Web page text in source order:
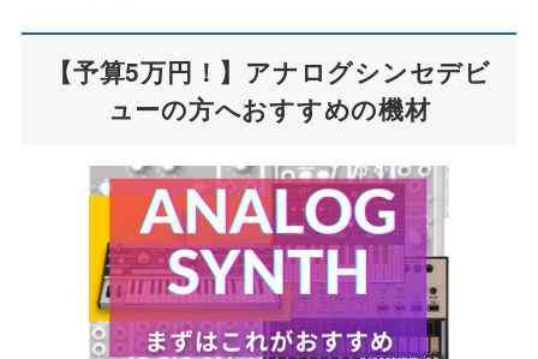
【予算5万円！】アナログシンセデビ
ューの方へおすすめの機材